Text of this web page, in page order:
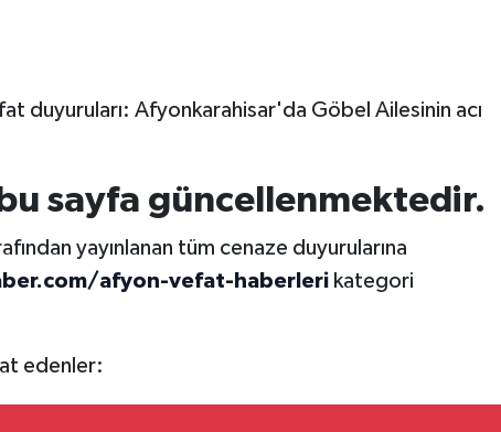
duyuruları: Afyonkarahisar'da Göbel Ailesinin acı
sayfa güncellenmektedir.
yayınlanan tüm cenaze duyurularına
afyon-vefat-haberlerikategori
edenler: